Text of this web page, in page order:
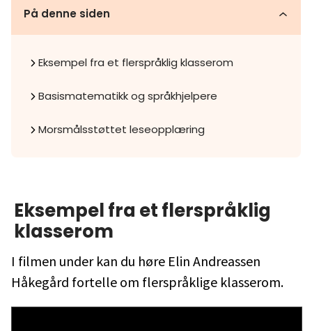
På denne siden
Eksempel fra et flerspråklig klasserom
Basismatematikk og språkhjelpere
Morsmålsstøttet leseopplæring
Eksempel fra et flerspråklig
klasserom
I filmen under kan du høre Elin Andreassen
Håkegård fortelle om flerspråklige klasserom.